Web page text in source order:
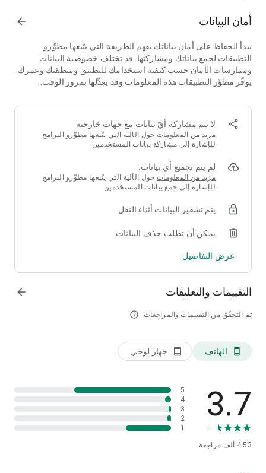
- هل لديك حزمة الأقمار الصناعية "كاملة"؟ تنشيط حسابك المجاني
CONNECT.
أمان البيانات arrow_forward
يبدأ الحفاظ على أمان بياناتك بفهم الطريقة التي يتّبعها مطوِّرو
التطبيقات لجمع بياناتك ومشاركتها. قد تختلف خصوصية البيانات
وممارسات الأمان حسب كيفية استخدامك للتطبيق ومنطقتك وعمرك.
يوفّر مطوِّر التطبيقات هذه المعلومات وقد يعدِّلها بمرور الوقت.
لا تتم مشاركة أيّ بيانات مع جهات خارجية
مزيد من المعلومات حول الآلية التي يتّبعها مطوِّرو البرامج
للإشارة إلى مشاركة بيانات المستخدمين
لم يتم تجميع أي بيانات.
مزيد من المعلومات حول الآلية التي يتّبعها مطوِّرو البرامج
للإشارة إلى جمع بيانات المستخدمين
يتم تشفير البيانات أثناء النقل
يمكن أن تطلب حذف البيانات
عرض التفاصيل
التقييمات والتعليقات
تم التحقّق من التقييمات والمراجعات info_outline
arrow_forward
phone_android الهاتف tablet_android جهاز لوحي
3.7
4.53 ألف مراجعة
5
4
3
2
1